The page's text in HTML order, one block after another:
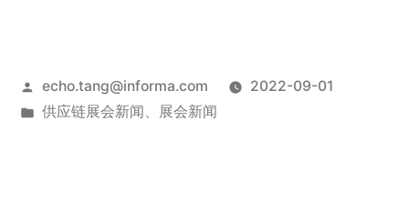
echo.tang@informa.com
2022-09-01
供应链展会新闻 、 展会新闻